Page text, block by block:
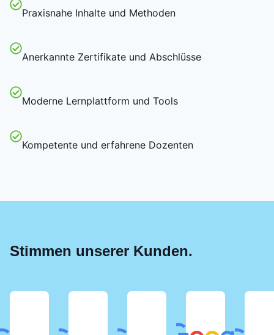
Praxisnahe Inhalte und Methoden
Anerkannte Zertifikate und Abschlüsse
Moderne Lernplattform und Tools
Kompetente und erfahrene Dozenten
Stimmen unserer Kunden.